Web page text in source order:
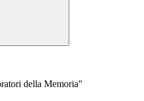
della Memoria"